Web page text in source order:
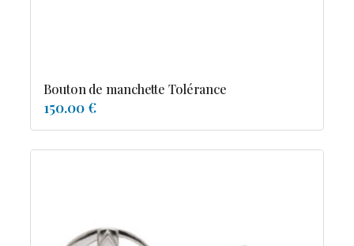
Bouton de manchette Tolérance
150.00 €